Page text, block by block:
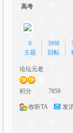
高考
0
主题
3998
回帖
论坛元老
积分 7859
收听TA 发